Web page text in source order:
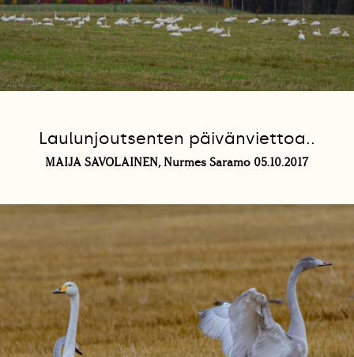
Laulunjoutsenten päivänviettoa..
MAIJA SAVOLAINEN, Nurmes Saramo 05.10.2017